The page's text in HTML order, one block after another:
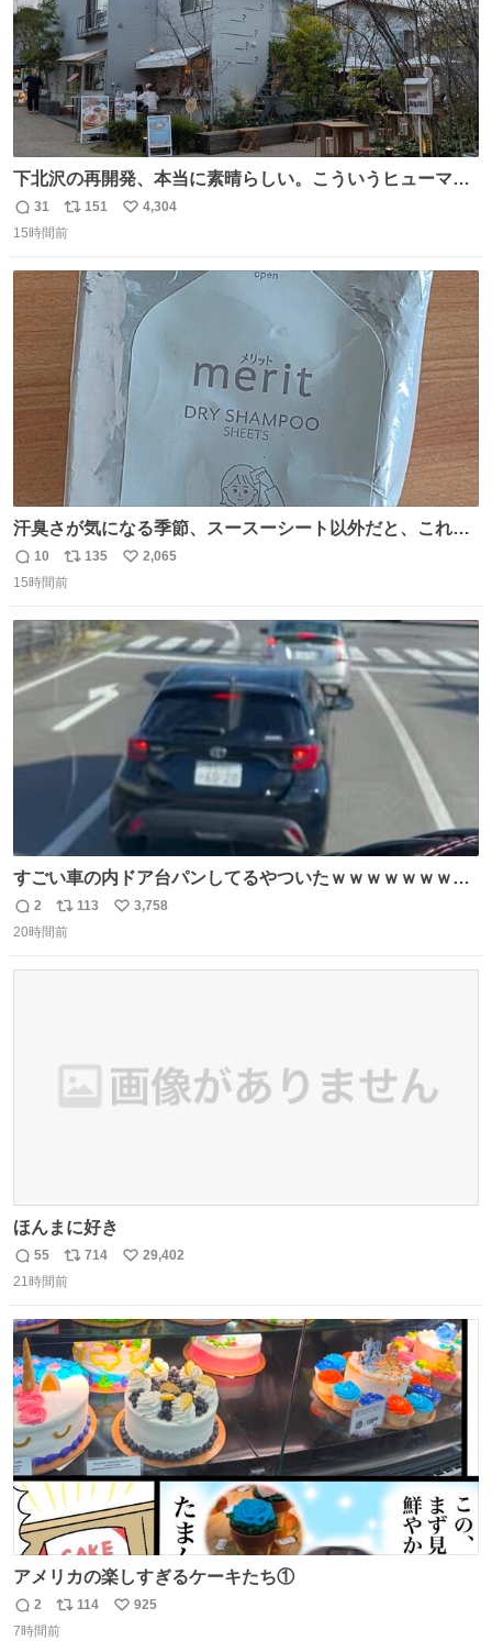
下北沢の再開発、本当に素晴らしい。こういうヒューマン
スケールの開発がいいんだよ。
返
信
31
リ
ポ
ト
数
151
い
数
4,304
15時間前
汗臭さが気になる季節、スースーシート以外だと、これが
とにかくスッキリする。2年くらい前に #生活は踊る で紹
介したやつ。おじさんにもおばさんにもオススメだ。ドラ
汗拭きシートみたいなもの。耳裏襟足首筋がんがん拭いて
汗臭不安を解消。
返
信
10
リ
ポ
ト
数
135
い
数
2,065
15時間前
すごい車の内ドア台パンしてるやついたｗｗｗｗｗｗｗｗ
ｗｗｗｗｗｗ
返
信
2
リ
ポ
113
い
3,758
20時間前
ほんまに好き
返
信
55
リ
ポ
ト
数
714
い
数
29,402
21時間前
アメリカの楽しすぎるケーキたち①
返
2
リ
114
い
925
7時間前